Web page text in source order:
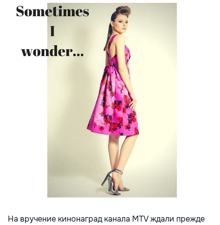
На вручение кинонаград канала MTV ждали прежде